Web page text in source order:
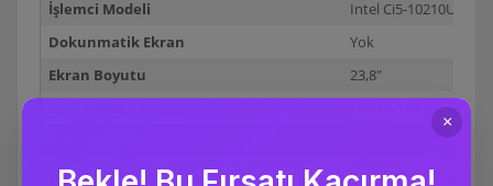
İşlemci Modeli
Intel Ci5-10210U 1.60
Dokunmatik Ekran
Yok
Ekran Boyutu
23,8"
Dahili Ekran Kartı
Ekran Kartı Chip Seti
Intel HD